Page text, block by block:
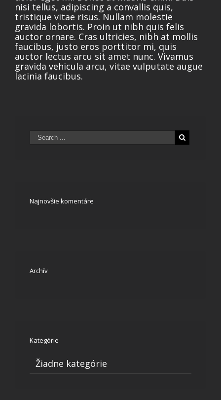
nisi tellus, adipiscing a convallis quis,
tristique vitae risus. Nullam molestie
gravida lobortis. Proin ut nibh quis felis
auctor ornare. Cras ultricies, nibh at mollis
faucibus, justo eros porttitor mi, quis
auctor lectus arcu sit amet nunc. Vivamus
gravida vehicula arcu, vitae vulputate augue
lacinia faucibus.
Najnovšie komentáre
Archív
Kategórie
Žiadne kategórie